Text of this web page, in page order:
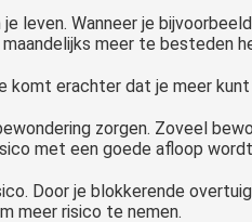
leven. Wanneer je
meer te besteden
erachter dat je meer
zorgen. Zoveel
met een goede afloop
Door je blokkerende
meer risico te nemen.